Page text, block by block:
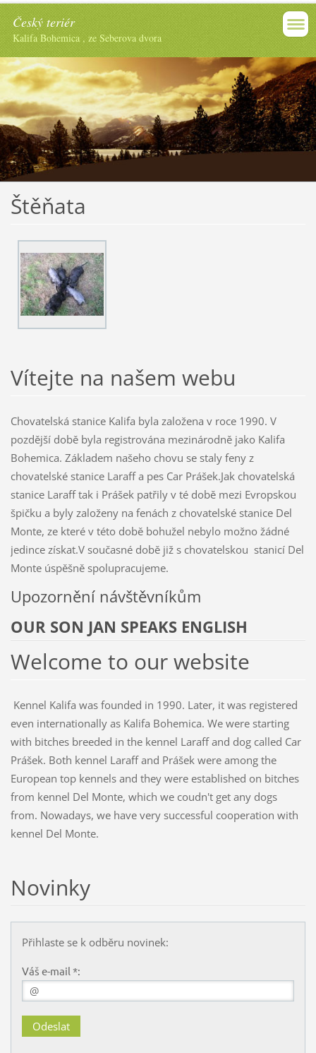
Český teriér
Kalifa Bohemica , ze Seberova dvora
Štěňata
Vítejte na našem webu
Chovatelská stanice Kalifa byla založena v roce 1990. V
pozdější době byla registrována mezinárodně jako Kalifa
Bohemica. Základem našeho chovu se staly feny z
chovatelské stanice Laraff a pes Car Prášek.Jak chovatelská
stanice Laraff tak i Prášek patřily v té době mezi Evropskou
špičku a byly založeny na fenách z chovatelské stanice Del
Monte, ze které v této době bohužel nebylo možno žádné
jedince získat.V současné době již s chovatelskou stanicí Del
Monte úspěšně spolupracujeme.
Upozornění návštěvníkům
OUR SON JAN SPEAKS ENGLISH
Welcome to our website
Kennel Kalifa was founded in 1990. Later, it was registered
even internationally as Kalifa Bohemica. We were starting
with bitches breeded in the kennel Laraff and dog called Car
Prášek. Both kennel Laraff and Prášek were among the
European top kennels and they were established on bitches
from kennel Del Monte, which we coudn't get any dogs
from. Nowadays, we have very successful cooperation with
kennel Del Monte.
Novinky
Přihlaste se k odběru novinek:
Váš e-mail *: